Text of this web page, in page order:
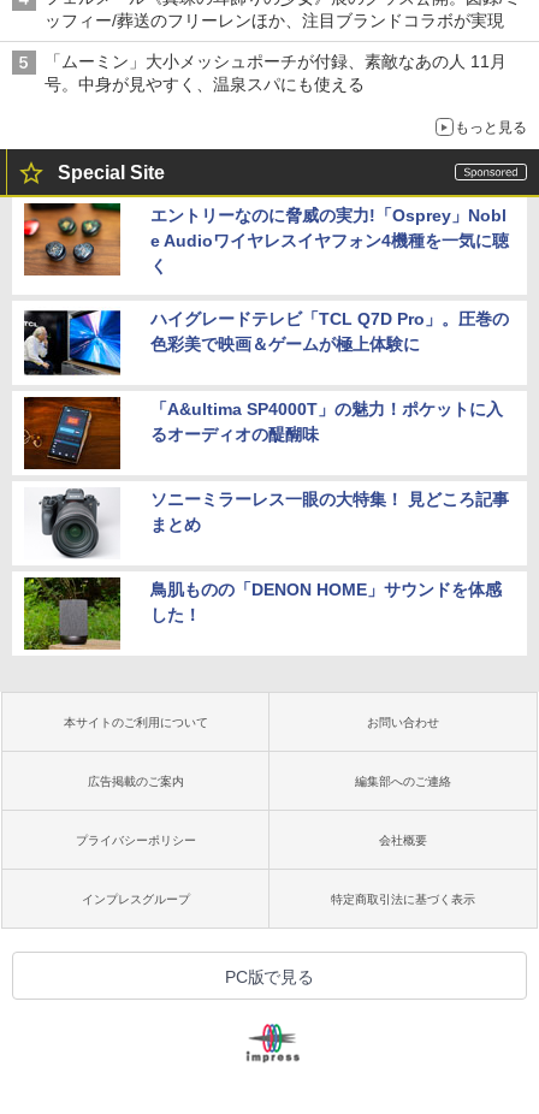
ッフィー/葬送のフリーレンほか、注目ブランドコラボが実現
「ムーミン」大小メッシュポーチが付録、素敵なあの人 11月
号。中身が見やすく、温泉スパにも使える
もっと見る
Special Site
エントリーなのに脅威の実力!「Osprey」Nobl
e Audioワイヤレスイヤフォン4機種を一気に聴
く
ハイグレードテレビ「TCL Q7D Pro」。圧巻の
色彩美で映画＆ゲームが極上体験に
「A&ultima SP4000T」の魅力！ポケットに入
るオーディオの醍醐味
ソニーミラーレス一眼の大特集！ 見どころ記事
まとめ
鳥肌ものの「DENON HOME」サウンドを体感
した！
本サイトのご利用について お問い合わせ
広告掲載のご案内 編集部へのご連絡
プライバシーポリシー 会社概要
インプレスグループ 特定商取引法に基づく表示
PC版で見る